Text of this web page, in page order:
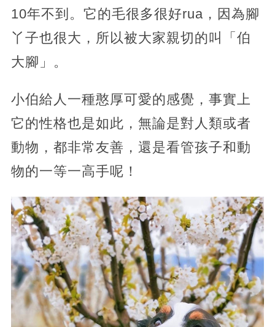
10年不到。它的毛很多很好rua，因為腳
丫子也很大，所以被大家親切的叫「伯
大腳」。
小伯給人一種憨厚可愛的感覺，事實上
它的性格也是如此，無論是對人類或者
動物，都非常友善，還是看管孩子和動
物的一等一高手呢！